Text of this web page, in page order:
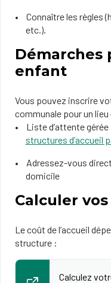
Connaître les règles
etc.).
Démarches
enfant
Vous pouvez inscrire
communale pour un lieu
Liste d’attente
structures d’accueil
Adressez-vous
domicile
Calculer
Le coût de l’accueil
structure :
Calculez